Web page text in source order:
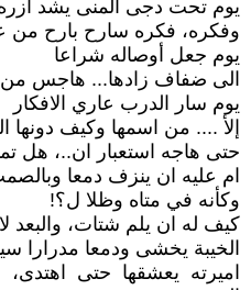
يوم تحت دجى المنى يشد
وفكره، فكره سارح بارح من
يوم جعل أوصاله شراعا
الى ضفاف زادها... هاجس من
يوم سار الدرب عاري الافكار
إلأ .... من اسمها وكيف دونها
حتى هاجه استعبار ان..، هل
ام عليه ان ينزف دمعا
وكأنه في متاه وظلا ل؟!
كيف له ان يلم شتات، والبعد
الخيبة يخشى ودمعا مدرارا
اميرته يعشقها حتى